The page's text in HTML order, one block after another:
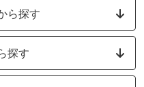
ら探す
探す